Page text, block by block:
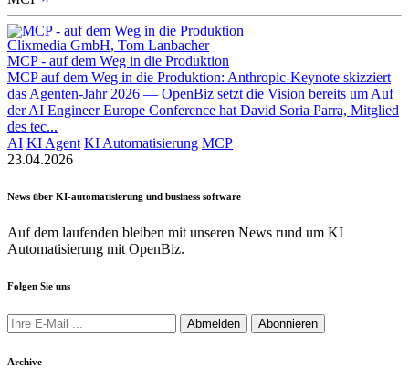
Clixmedia GmbH, Tom Lanbacher
MCP - auf dem Weg in die Produktion
MCP auf dem Weg in die Produktion: Anthropic-Keynote skizziert
das Agenten-Jahr 2026 — OpenBiz setzt die Vision bereits um Auf
der AI Engineer Europe Conference hat David Soria Parra, Mitglied
des tec...
AI KI Agent KI Automatisierung MCP
23.04.2026
News über KI-automatisierung und business software
Auf dem laufenden bleiben mit unseren News rund um KI
Automatisierung mit OpenBiz.
Folgen Sie uns
Abmelden Abonnieren
Archive